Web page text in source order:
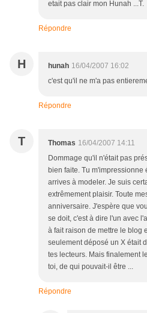
etait pas clair mon Hunah ...T.
Répondre
H hunah 16/04/2007 16:02
c'est qu'il ne m'a pas
Répondre
T Thomas 16/04/2007 14:11
Dommage qu'il n'était pas
bien faite. Tu m'impressionne
arrives à modeler. Je suis
extrêmement plaisir. Toute
anniversaire. J'espère que
se doit, c'est à dire l'un avec
à fait raison de mettre le blog
seulement déposé un X était
tes lecteurs. Mais finalement
toi, de qui pouvait-il être ...
Répondre